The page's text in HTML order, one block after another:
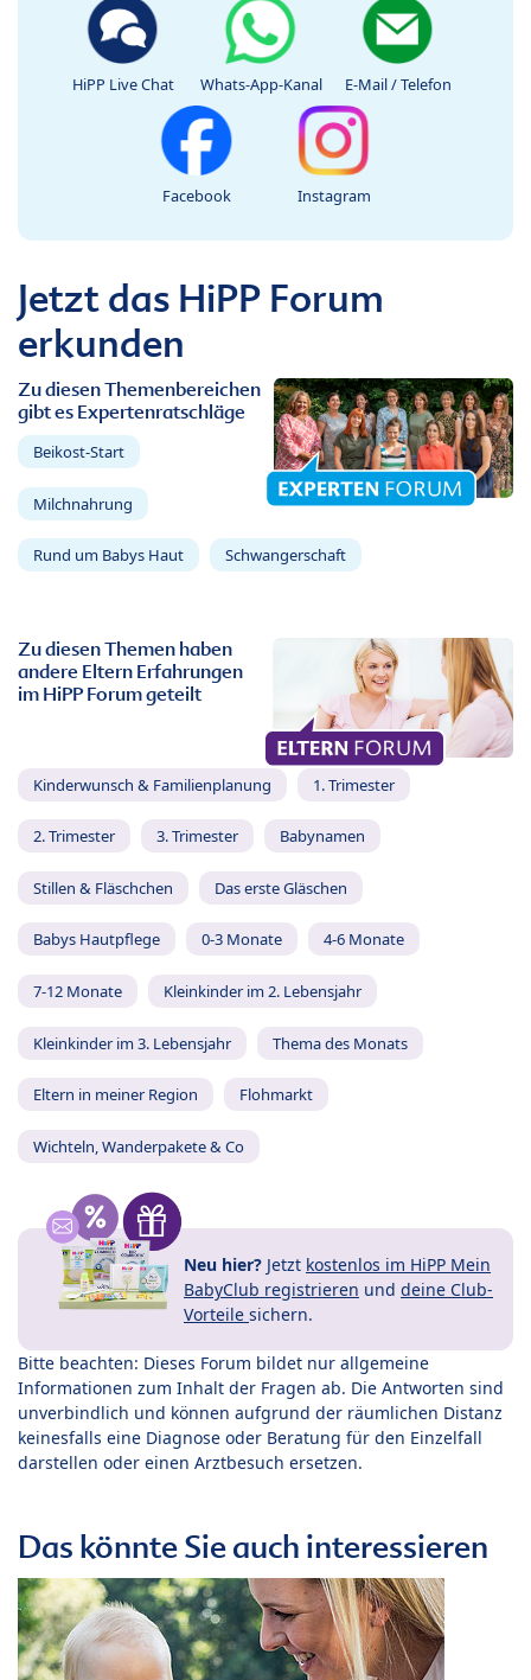
HiPP Live Chat Whats-App-Kanal E-Mail / Telefon
Facebook Instagram
Jetzt das HiPP Forum
erkunden
Zu diesen Themenbereichen
gibt es Expertenratschläge
Beikost-Start
Milchnahrung
Rund um Babys Haut Schwangerschaft
Zu diesen Themen haben
andere Eltern Erfahrungen
im HiPP Forum geteilt
Kinderwunsch & Familienplanung 1. Trimester
2. Trimester 3. Trimester Babynamen
Stillen & Fläschchen Das erste Gläschen
Babys Hautpflege 0-3 Monate 4-6 Monate
7-12 Monate Kleinkinder im 2. Lebensjahr
Kleinkinder im 3. Lebensjahr Thema des Monats
Eltern in meiner Region Flohmarkt
Wichteln, Wanderpakete & Co
Neu hier? Jetzt kostenlos im HiPP Mein
BabyClub registrieren und deine Club-
Vorteile sichern.
Bitte beachten: Dieses Forum bildet nur allgemeine
Informationen zum Inhalt der Fragen ab. Die Antworten sind
unverbindlich und können aufgrund der räumlichen Distanz
keinesfalls eine Diagnose oder Beratung für den Einzelfall
darstellen oder einen Arztbesuch ersetzen.
Das könnte Sie auch interessieren